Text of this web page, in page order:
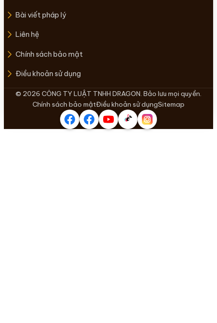
Bài viết pháp lý
Liên hệ
Chính sách bảo mật
Điều khoản sử dụng
© 2026 CÔNG TY LUẬT TNHH DRAGON. Bảo lưu mọi quyền.
Chính sách bảo mậtĐiều khoản sử dụngSitemap